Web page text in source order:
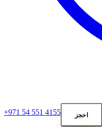
+971 54 551 4155 احجز